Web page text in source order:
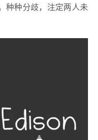
种种分歧，注定两人未